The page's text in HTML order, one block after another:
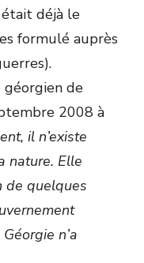
était déjà le
formulé auprès
géorgien de
2008 à
il n’existe
nature. Elle
de quelques
n’a